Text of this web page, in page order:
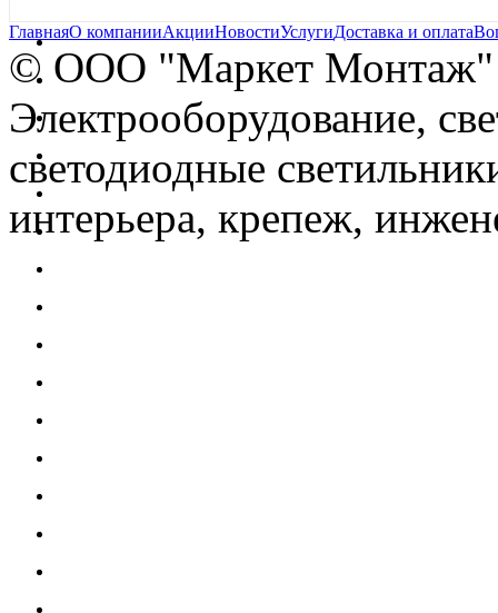
ГлавнаяО компанииАкцииНовостиУслугиДоставка и оплата
© OOO "Маркет Монтаж"
Электрооборудование,
светодиодные
интерьера, крепеж,